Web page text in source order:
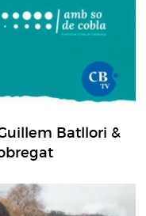
Batllori &